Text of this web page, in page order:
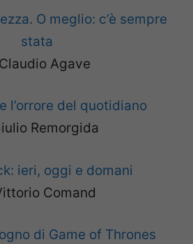
O meglio: c’è sempre
stata
Agave
l’orrore del quotidiano
Remorgida
ieri, oggi e domani
Comand
di Game of Thrones